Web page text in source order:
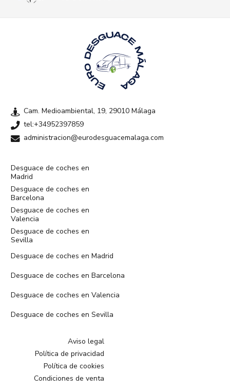
Cam. Medioambiental, 19, 29010 Málaga
tel:+34952397859
administracion@eurodesguacemalaga.com
Desguace de coches en
Madrid
Desguace de coches en
Barcelona
Desguace de coches en
Valencia
Desguace de coches en
Sevilla
Desguace de coches en Madrid
Desguace de coches en Barcelona
Desguace de coches en Valencia
Desguace de coches en Sevilla
Aviso legal
Política de privacidad
Política de cookies
Condiciones de venta